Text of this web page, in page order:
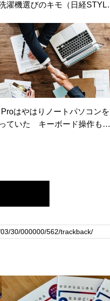
濯機選びのキモ（日経STYL
はやはりノートパソコンを
っていた キーボード操作もか